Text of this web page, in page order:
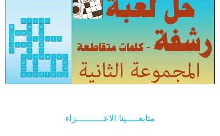
متابعـــــينا الاعـــــــــــزاء